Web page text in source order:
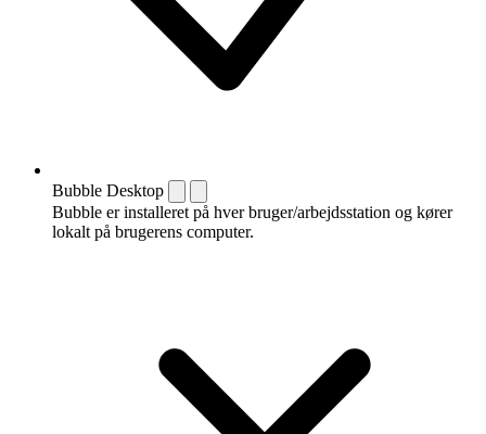
Bubble Desktop
Bubble er installeret på hver bruger/arbejdsstation og kører
lokalt på brugerens computer.